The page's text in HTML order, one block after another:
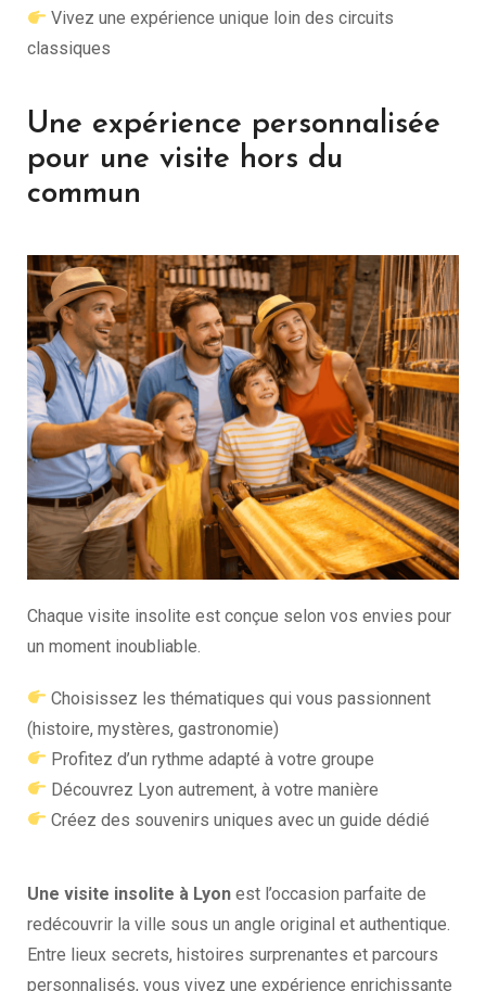
Vivez une expérience unique loin des circuits
classiques
Une expérience personnalisée
pour une visite hors du
commun
Chaque visite insolite est conçue selon vos envies pour
un moment inoubliable.
Choisissez les thématiques qui vous passionnent
(histoire, mystères, gastronomie)
Profitez d’un rythme adapté à votre groupe
Découvrez Lyon autrement, à votre manière
Créez des souvenirs uniques avec un guide dédié
Une visite insolite à Lyon est l’occasion parfaite de
redécouvrir la ville sous un angle original et authentique.
Entre lieux secrets, histoires surprenantes et parcours
personnalisés, vous vivez une expérience enrichissante